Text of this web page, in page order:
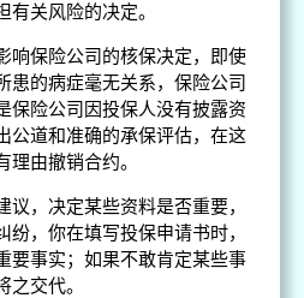
有关风险的决定。
响保险公司的核保决定，即使
患的病症毫无关系，保险公司
保险公司因投保人没有披露资
公道和准确的承保评估，在这
理由撤销合约。
议，决定某些资料是否重要，
纷，你在填写投保申请书时，
要事实；如果不敢肯定某些事
之交代。